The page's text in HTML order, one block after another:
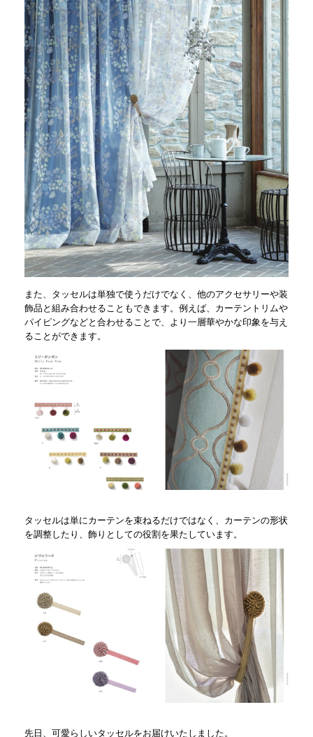
また、タッセルは単独で使うだけでなく、他のアクセサリーや装
飾品と組み合わせることもできます。例えば、カーテントリムや
パイピングなどと合わせることで、より一層華やかな印象を与え
ることができます。
タッセルは単にカーテンを束ねるだけではなく、カーテンの形状
を調整したり、飾りとしての役割を果たしています。
先日、可愛らしいタッセルをお届けいたしました。